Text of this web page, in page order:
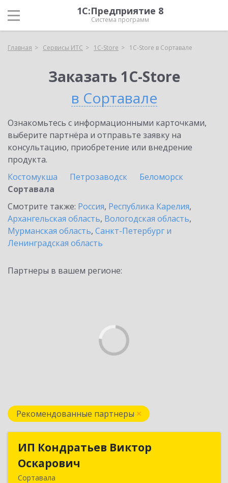
1С:Предприятие 8
Система программ
Главная Сервисы ИТС 1C-Store 1C-Store в Сортавале
Заказать 1C-Store
в Сортавале
Ознакомьтесь с информационными карточками,
выберите партнёра и отправьте заявку на
консультацию, приобретение или внедрение
продукта.
Костомукша
Петрозаводск
Беломорск
Сортавала
Смотрите также: Россия, Республика Карелия,
Архангельская область, Вологодская область,
Мурманская область, Санкт-Петербург и
Ленинградская область
Партнеры в вашем регионе:
Рекомендованные партнеры
ИП Кондратьев Виктор
Оскарович
Сортавала
ИП Кондратьев Виктор